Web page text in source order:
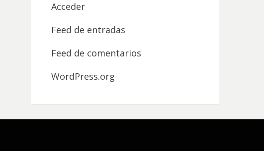
Acceder
Feed de entradas
Feed de comentarios
WordPress.org